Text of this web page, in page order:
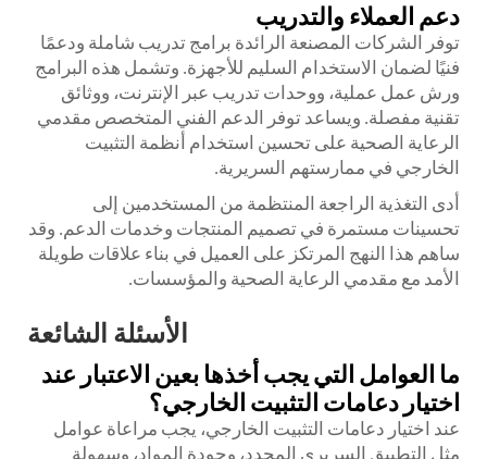
دعم العملاء والتدريب
توفر الشركات المصنعة الرائدة برامج تدريب شاملة ودعمًا
فنيًا لضمان الاستخدام السليم للأجهزة. وتشمل هذه البرامج
ورش عمل عملية، ووحدات تدريب عبر الإنترنت، ووثائق
تقنية مفصلة. ويساعد توفر الدعم الفني المتخصص مقدمي
الرعاية الصحية على تحسين استخدام أنظمة التثبيت
الخارجي في ممارستهم السريرية.
أدى التغذية الراجعة المنتظمة من المستخدمين إلى
تحسينات مستمرة في تصميم المنتجات وخدمات الدعم. وقد
ساهم هذا النهج المرتكز على العميل في بناء علاقات طويلة
الأمد مع مقدمي الرعاية الصحية والمؤسسات.
الأسئلة الشائعة
ما العوامل التي يجب أخذها بعين الاعتبار عند
اختيار دعامات التثبيت الخارجي؟
عند اختيار دعامات التثبيت الخارجي، يجب مراعاة عوامل
مثل التطبيق السريري المحدد، وجودة المواد، وسهولة